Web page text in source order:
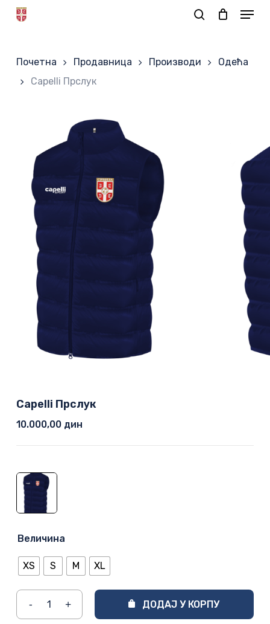
Skip
contentПочетна Продавница Производи
Одећа
Capelli Прслук
Capelli Прслук
10.000,00 дин
Величина
XS S M XL
ДОДАЈ У КОРПУ